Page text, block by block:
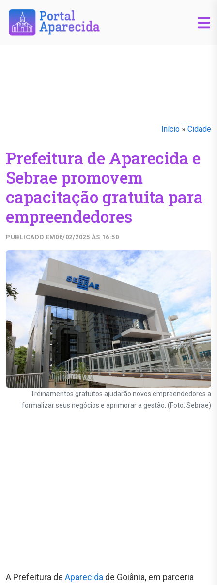
Início » Cidade
Prefeitura de Aparecida e
Sebrae promovem
capacitação gratuita para
empreendedores
PUBLICADO EM06/02/2025 ÀS 16:50
Treinamentos gratuitos ajudarão novos empreendedores a
formalizar seus negócios e aprimorar a gestão. (Foto: Sebrae)
A Prefeitura de Aparecida de Goiânia, em parceria